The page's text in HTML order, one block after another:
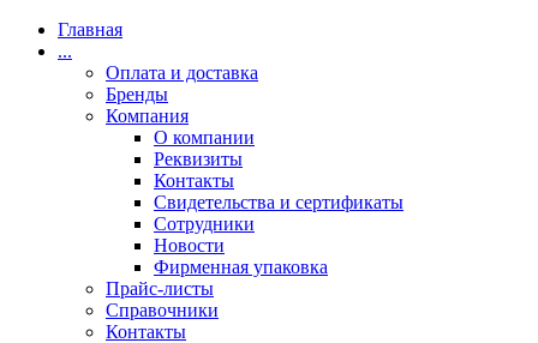
Главная
...
Оплата и доставка
Бренды
Компания
О компании
Реквизиты
Контакты
Свидетельства и сертификаты
Сотрудники
Новости
Фирменная упаковка
Прайс-листы
Справочники
Контакты